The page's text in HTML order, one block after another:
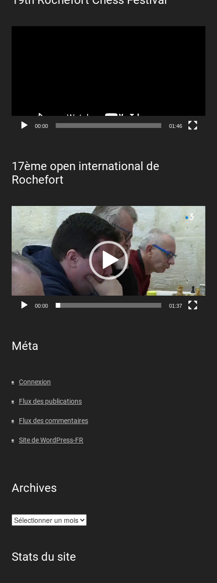
00:00 01:46
17ème open international de
Rochefort
Lecteur
vidéo
00:00 01:37
Méta
Connexion
Flux des publications
Flux des commentaires
Site de WordPress-FR
Archives
Archives
Stats du site